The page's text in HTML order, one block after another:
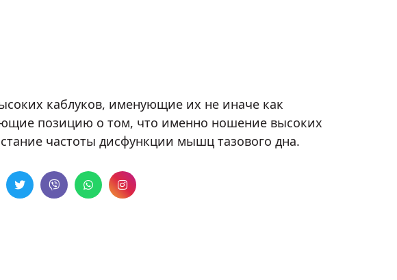
каблуков, именующие их не иначе как
позицию о том, что именно ношение высоких
частоты дисфункции мышц тазового дна.